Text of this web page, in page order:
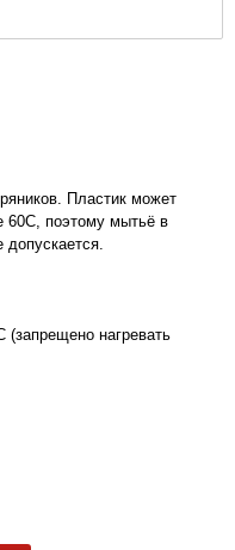
Пластик может
60С, поэтому мытьё в
(запрещено нагревать